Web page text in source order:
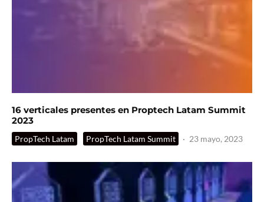
16 verticales presentes en Proptech Latam Summit
2023
PropTech Latam PropTech Latam Summit · 23 mayo, 2023